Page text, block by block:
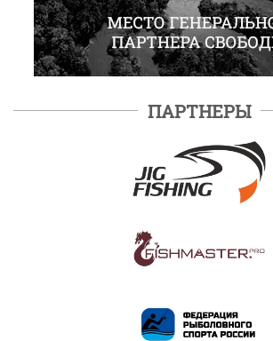
ПАРТНЕРЫ
ПОДРОБНЕЕ
ПОДРОБНЕЕ
ПОДРОБНЕЕ